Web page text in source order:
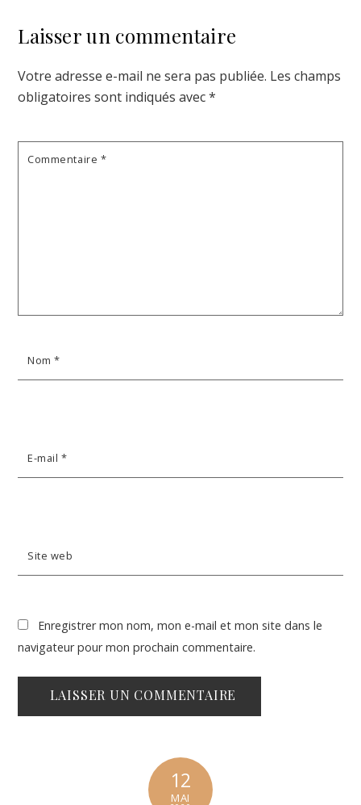
Laisser un commentaire
Votre adresse e-mail ne sera pas publiée. Les champs
obligatoires sont indiqués avec*
Commentaire *
Nom*
E-mail *
Site web
Enregistrer mon nom, mon e-mail et mon site dans le
navigateur pour mon prochain commentaire.
12
MAI